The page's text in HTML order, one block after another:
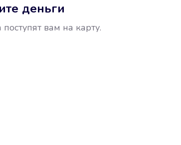
деньги
поступят вам на карту.